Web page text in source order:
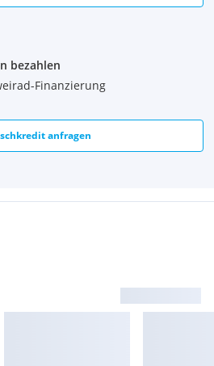
bezahlen
Finanzierung
anfragen